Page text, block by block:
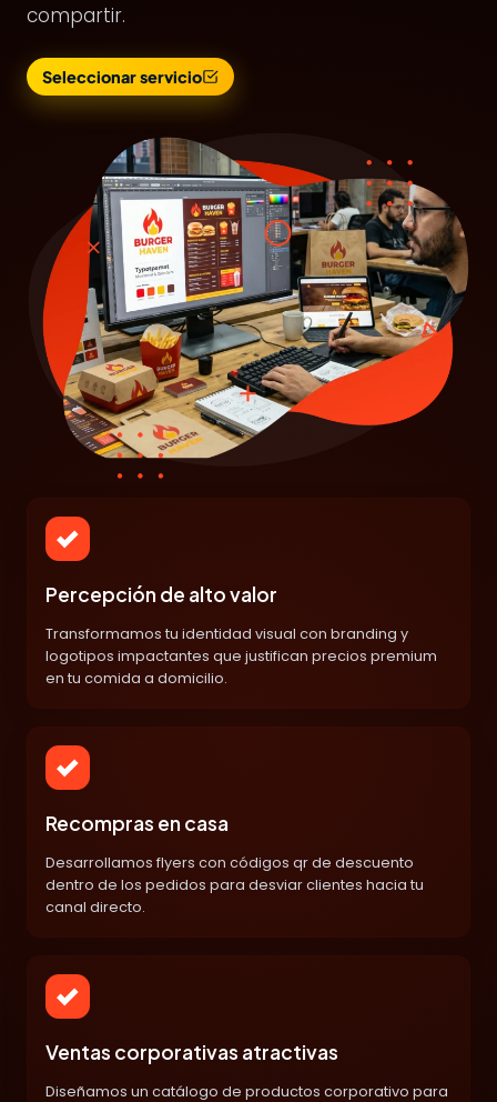
compartir.
Seleccionar servicio
Percepción de alto valor
Transformamos tu identidad visual con branding y
logotipos impactantes que justifican precios premium
en tu comida a domicilio.
Recompras en casa
Desarrollamos flyers con códigos qr de descuento
dentro de los pedidos para desviar clientes hacia tu
canal directo.
Ventas corporativas atractivas
Diseñamos un catálogo de productos corporativo para